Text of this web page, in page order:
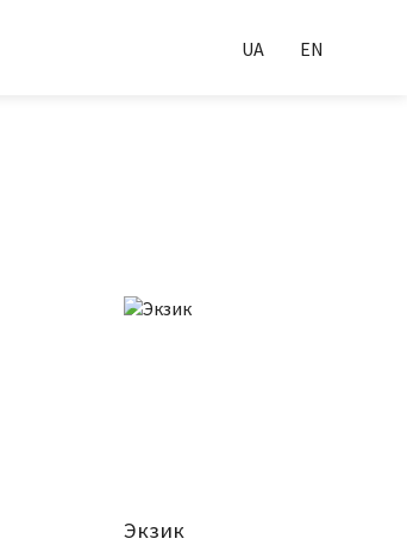
UA EN
Экзик